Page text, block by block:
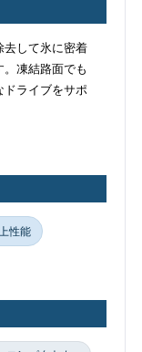
去して氷に密着
凍結路面でも
ライブをサポ
性能